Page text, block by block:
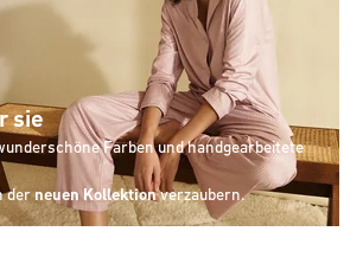
sie
Farben und handgearbeitete
derneuen Kollektionverzaubern.